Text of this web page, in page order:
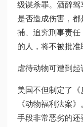
级谋杀罪。酒醉驾
是否造成伤害，
捕、追究刑事责
的人，将不被批准
虐待动物可遭到起
美国不但制定了
《动物福利法案
手段非常恶劣的